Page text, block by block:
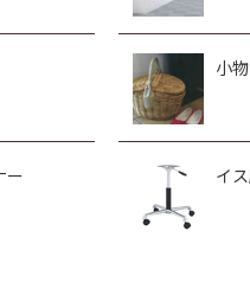
小
ー イ